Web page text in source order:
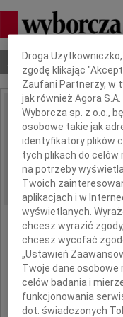
Nekrologi Odeszli
IMIĘ I NAZWISKO:
REGION:
DATA EMISJI:
Z
Dbamy o Twoją
Droga
zgodę klikając
Zaufani Partnerzy, w
jak również Agora
Wyborcza sp. z o.o.,
osobowe takie jak
identyfikatory plików
tych plikach do
na potrzeby
Twoich
aplikacjach i w
wyświetlanych.
chcesz wyrazić
chcesz wycofać
„Ustawień
Twoje dane
celów badania i
funkcjonowania
dot. świadczonych